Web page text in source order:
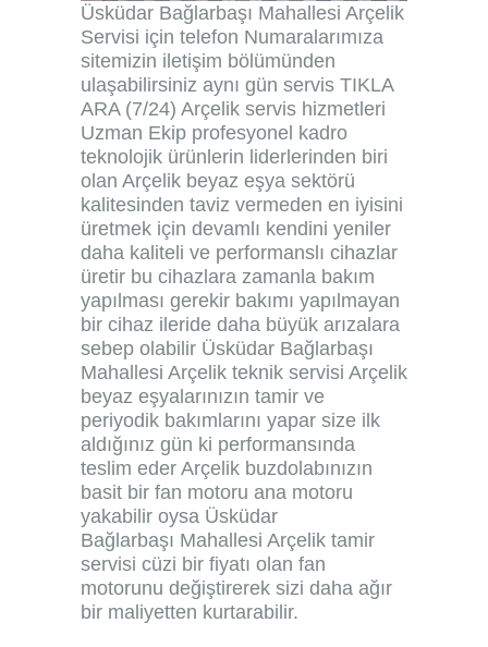
Üsküdar Bağlarbaşı Mahallesi Arçelik
Servisi için telefon Numaralarımıza
sitemizin iletişim bölümünden
ulaşabilirsiniz aynı gün servis TIKLA
ARA (7/24) Arçelik servis hizmetleri
Uzman Ekip profesyonel kadro
teknolojik ürünlerin liderlerinden biri
olan Arçelik beyaz eşya sektörü
kalitesinden taviz vermeden en iyisini
üretmek için devamlı kendini yeniler
daha kaliteli ve performanslı cihazlar
üretir bu cihazlara zamanla bakım
yapılması gerekir bakımı yapılmayan
bir cihaz ileride daha büyük arızalara
sebep olabilir Üsküdar Bağlarbaşı
Mahallesi Arçelik teknik servisi Arçelik
beyaz eşyalarınızın tamir ve
periyodik bakımlarını yapar size ilk
aldığınız gün ki performansında
teslim eder Arçelik buzdolabınızın
basit bir fan motoru ana motoru
yakabilir oysa Üsküdar
Bağlarbaşı Mahallesi Arçelik tamir
servisi cüzi bir fiyatı olan fan
motorunu değiştirerek sizi daha ağır
bir maliyetten kurtarabilir.